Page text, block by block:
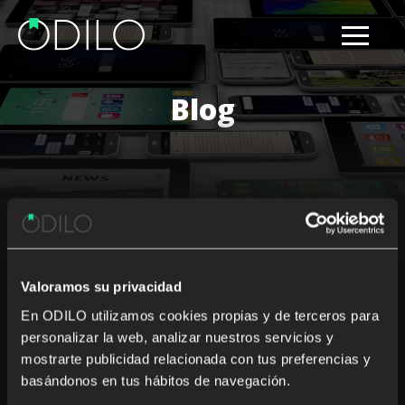
Valoramos su privacidad
En ODILO utilizamos cookies propias y de terceros para
personalizar la web, analizar nuestros servicios y
mostrarte publicidad relacionada con tus preferencias y
basándonos en tus hábitos de navegación.
Blog
Nothing Found
It seems we can’t find what you’re looking for. Perhaps
searching can help.